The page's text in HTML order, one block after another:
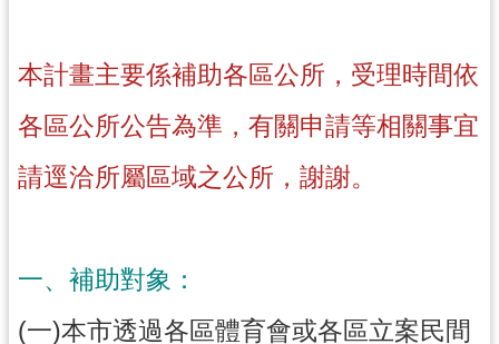
體
育
活
動
便
本計畫主要係補助各區公所，受理時間依
各區公所公告為準，有關申請等相關事宜
請逕洽所屬區域之公所，謝謝。
一、補助對象：
(一)本市透過各區體育會或各區立案民間